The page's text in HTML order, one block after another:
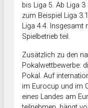
bis Liga 5. Ab Liga
zum Beispiel Liga
Liga 4.4. Insgesamt
Spielbetrieb teil.
Zusätzlich zu den
Pokalwettbewerbe:
Pokal. Auf
im Eurocup und im
eines Landes am